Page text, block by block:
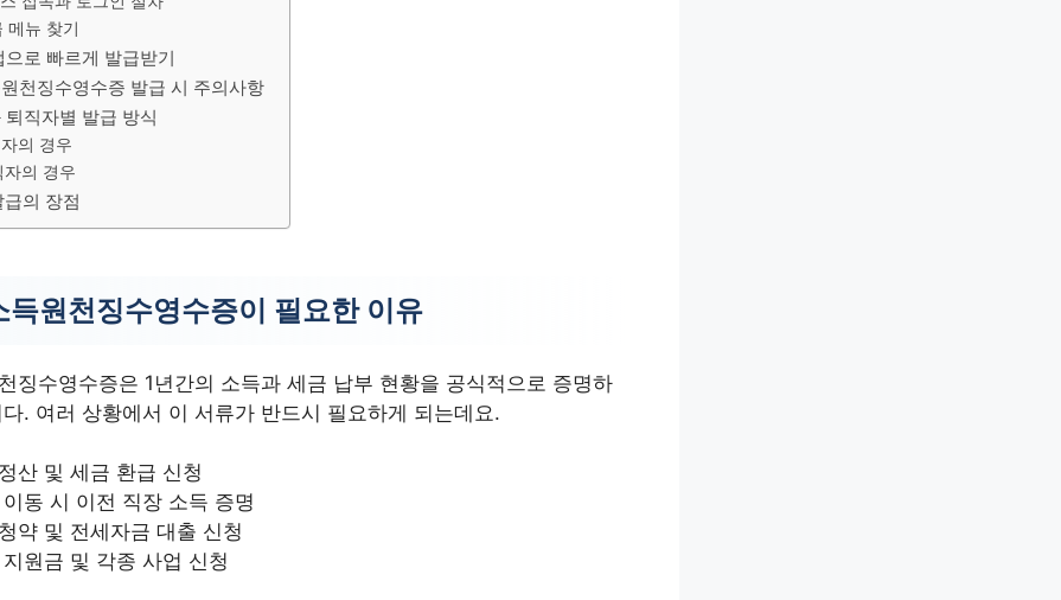
메뉴 찾기
으로 빠르게 발급받기
천징수영수증 발급 시 주의사항
직자별 발급 방식
의 경우
자의 경우
의 장점
득원천징수영수증이 필요한 이유
징수영수증은 1년간의 소득과 세금 납부 현황을 공식적으로 증명하
. 여러 상황에서 이 서류가 반드시 필요하게 되는데요.
산 및 세금 환급 신청
동 시 이전 직장 소득 증명
약 및 전세자금 대출 신청
원금 및 각종 사업 신청